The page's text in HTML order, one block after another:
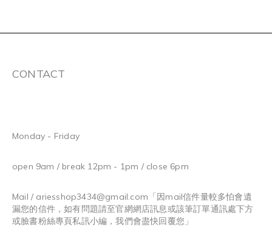
CONTACT
Monday - Friday
open 9am / break 12pm - 1pm / close 6pm
Mail / ariesshop3434@gmail.com 「因mail信件量較多怕會遺
漏您的信件，如有問題請至官網網店訊息或該筆訂單通訊處下方
或臉書粉絲專頁私訊小編，我們會盡快回覆您」